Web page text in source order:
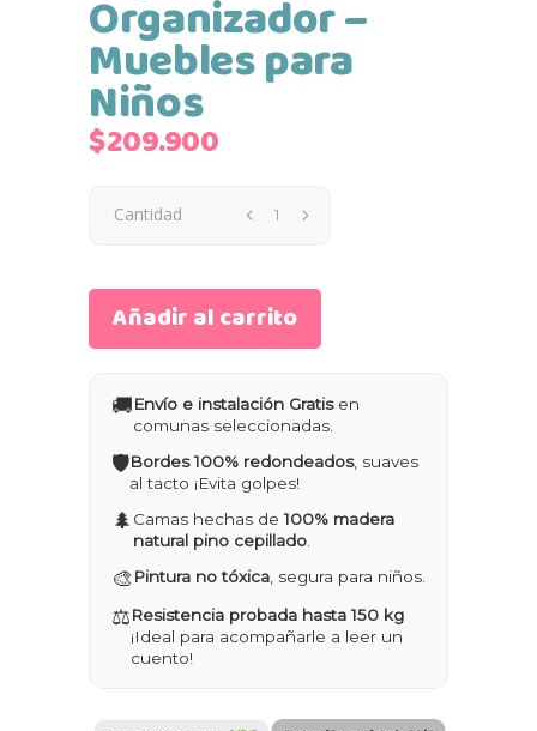
Organizador –
Muebles para
Niños
$209.900
Cantidad
Añadir al carrito
🚚Envío e instalación Gratisen
comunas seleccionadas.
🛡️Bordes 100% redondeados, suaves
al tacto ¡Evita golpes!
🌲 Camas hechas de100% madera
natural pino cepillado
🎨 Pintura no tóxica , segura para niños.
⚖️Resistencia probada hasta 150 kg
¡Ideal para acompañarle a leer un
cuento!